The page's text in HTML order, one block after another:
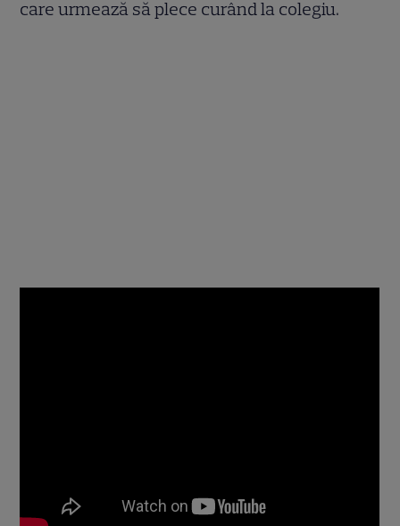
care urmează să plece curând la colegiu.